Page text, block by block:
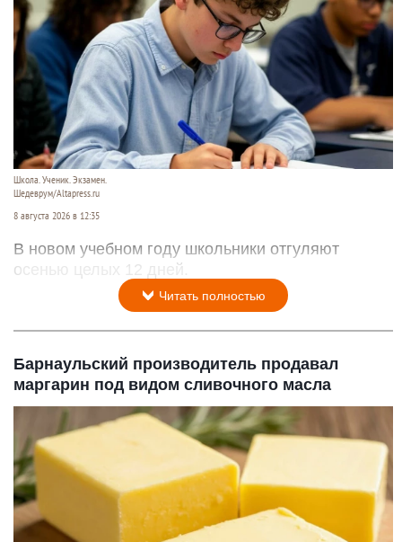
Школа. Ученик. Экзамен.
Шедеврум/Altapress.ru
8 августа 2026 в 12:35
В новом учебном году школьники отгуляют
осенью целых 12 дней.
Читать полностью
Барнаульский производитель продавал
маргарин под видом сливочного масла